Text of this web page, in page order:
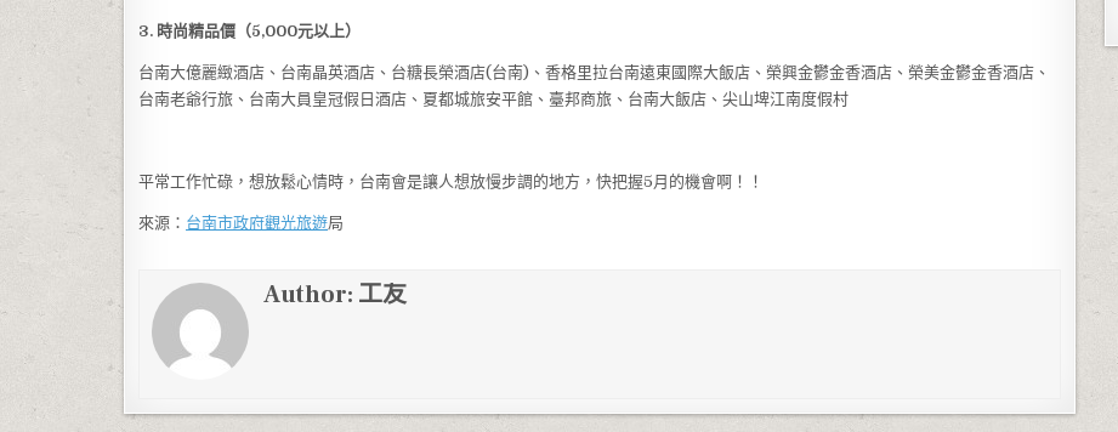
3. 時尚精品價（5,000元以上）
台南大億麗緻酒店、台南晶英酒店、台糖長榮酒店(台南)、香格里拉台南遠東國際大飯店、榮興金鬱金香酒店、榮美金鬱金香酒店、
台南老爺行旅、台南大員皇冠假日酒店、夏都城旅安平館、臺邦商旅、台南大飯店、尖山埤江南度假村
平常工作忙碌，想放鬆心情時，台南會是讓人想放慢步調的地方，快把握5月的機會啊！！
來源： 台南市政府觀光旅遊局
Author: 工友